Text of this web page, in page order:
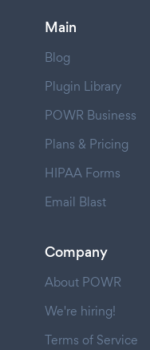
Main
Blog
Plugin Library
POWR Business
Plans & Pricing
HIPAA Forms
Email Blast
Company
About POWR
We're hiring!
Terms of Service